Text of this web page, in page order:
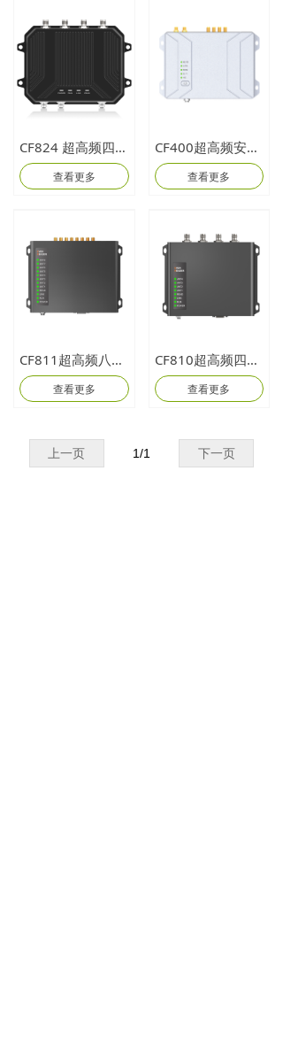
CF824 超高频四通道分体机
查看更多
CF400超高频安卓固定式读写器
查看更多
CF811超高频八通道分体机
查看更多
CF810超高频四通道分体机
查看更多
上一页 下一页
1/1